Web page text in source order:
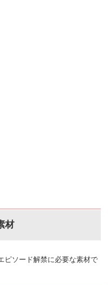
材
ピソード解禁に必要な素材で